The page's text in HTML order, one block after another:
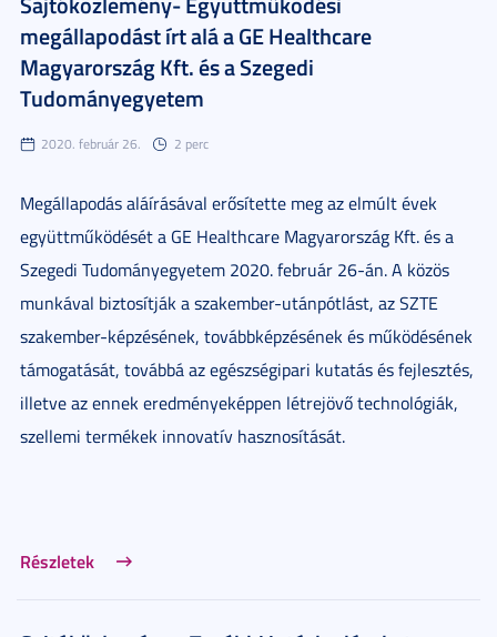
megállapodást írt alá a GE Healthcare
Magyarország Kft. és a Szegedi
Tudományegyetem
2020. február 26. 2 perc
Megállapodás aláírásával erősítette meg az elmúlt évek
együttműködését a GE Healthcare Magyarország Kft. és a
Szegedi Tudományegyetem 2020. február 26-án. A közös
munkával biztosítják a szakember-utánpótlást, az SZTE
szakember-képzésének, továbbképzésének és működésének
támogatását, továbbá az egészségipari kutatás és fejlesztés,
illetve az ennek eredményeképpen létrejövő technológiák,
szellemi termékek innovatív hasznosítását.
Részletek